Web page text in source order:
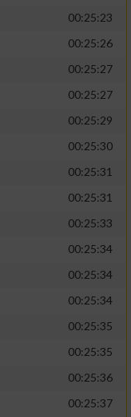
00:25:23
00:25:26
00:25:27
00:25:27
00:25:29
00:25:30
00:25:31
00:25:31
00:25:33
00:25:34
00:25:34
00:25:34
00:25:35
00:25:35
00:25:36
00:25:37